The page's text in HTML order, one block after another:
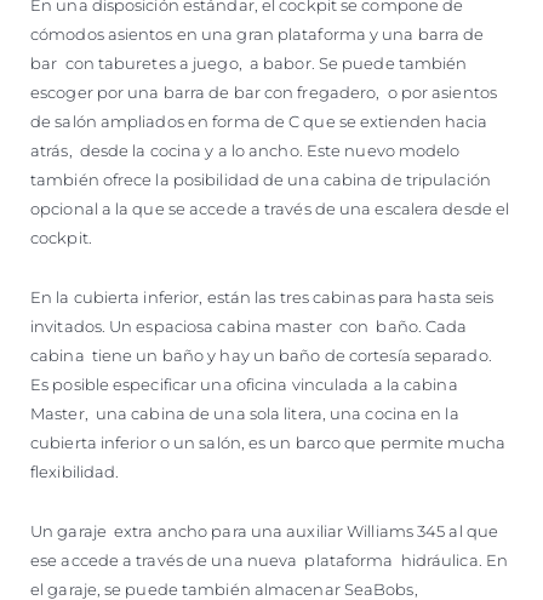
En una disposición estándar, el cockpit se compone de
cómodos asientos en una gran plataforma y una barra de
bar con taburetes a juego, a babor. Se puede también
escoger por una barra de bar con fregadero, o por asientos
de salón ampliados en forma de C que se extienden hacia
atrás, desde la cocina y a lo ancho. Este nuevo modelo
también ofrece la posibilidad de una cabina de tripulación
opcional a la que se accede a través de una escalera desde el
cockpit.
En la cubierta inferior, están las tres cabinas para hasta seis
invitados. Un espaciosa cabina master con baño. Cada
cabina tiene un baño y hay un baño de cortesía separado.
Es posible especificar una oficina vinculada a la cabina
Master, una cabina de una sola litera, una cocina en la
cubierta inferior o un salón, es un barco que permite mucha
flexibilidad.
Un garaje extra ancho para una auxiliar Williams 345 al que
ese accede a través de una nueva plataforma hidráulica. En
el garaje, se puede también almacenar SeaBobs,